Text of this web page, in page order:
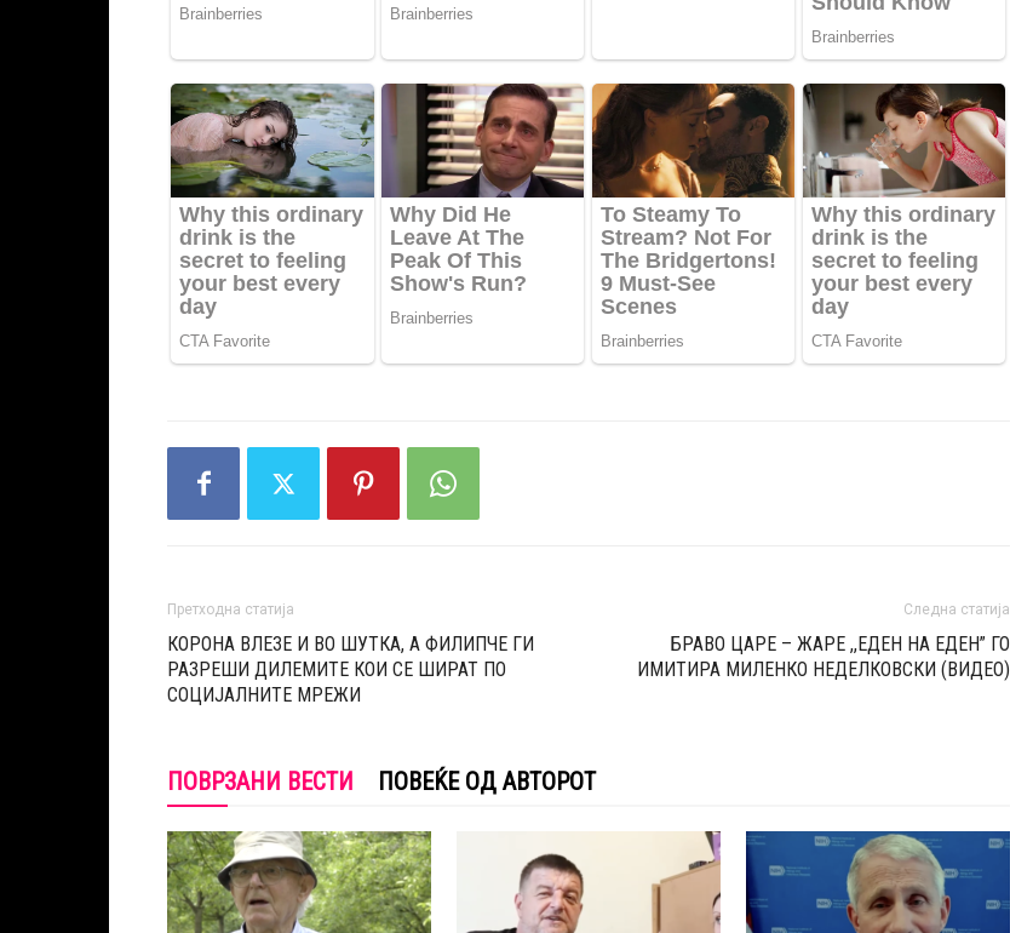
Претходна статија
КОРОНА ВЛЕЗЕ И ВО ШУТКА, А ФИЛИПЧЕ ГИ
РАЗРЕШИ ДИЛЕМИТЕ КОИ СЕ ШИРАТ ПО
СОЦИЈАЛНИТЕ МРЕЖИ
Следна статија
БРАВО ЦАРЕ – ЖАРЕ ,,ЕДЕН НА ЕДЕН” ГО
ИМИТИРА МИЛЕНКО НЕДЕЛКОВСКИ (ВИДЕО)
ПОВРЗАНИ ВЕСТИ ПОВЕЌЕ ОД АВТОРОТ